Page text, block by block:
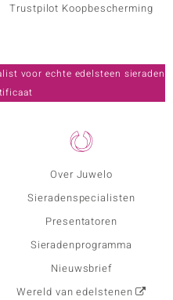
Over Juwelo
Sieradenspecialisten
Presentatoren
Sieradenprogramma
Nieuwsbrief
Wereld van edelstenen
Trustpilot Koopbescherming
voor echte edelsteen sieraden